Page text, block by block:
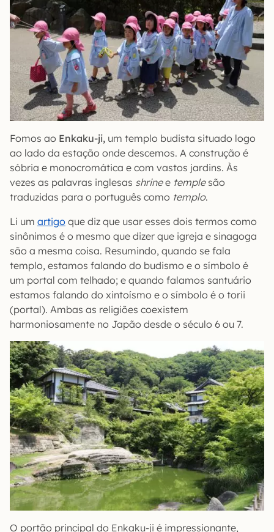
Fomos ao Enkaku-ji, um templo budista situado logo
ao lado da estação onde descemos. A construção é
sóbria e monocromática e com vastos jardins. Às
vezes as palavras inglesas shrinee templesão
traduzidas para o português como templo.
Li um artigo que diz que usar esses dois termos como
sinônimos é o mesmo que dizer que igreja e sinagoga
são a mesma coisa. Resumindo, quando se fala
templo, estamos falando do budismo e o símbolo é
um portal com telhado; e quando falamos santuário
estamos falando do xintoísmo e o símbolo é o torii
(portal). Ambas as religiões coexistem
harmoniosamente no Japão desde o século 6 ou 7.
O portão principal do Enkaku-ji é impressionante,